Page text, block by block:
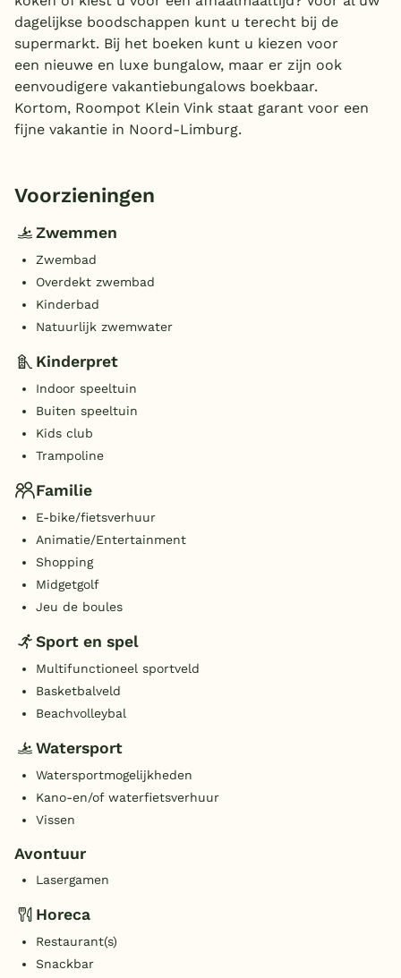
dagelijkse boodschappen kunt u terecht bij de
supermarkt. Bij het boeken kunt u kiezen voor
een nieuwe en luxe bungalow, maar er zijn ook
eenvoudigere vakantiebungalows boekbaar.
Kortom, Roompot Klein Vink staat garant voor een
fijne vakantie in Noord-Limburg.
Voorzieningen
Zwemmen
Zwembad
Overdekt zwembad
Kinderbad
Natuurlijk zwemwater
Kinderpret
Indoor speeltuin
Buiten speeltuin
Kids club
Trampoline
Familie
E-bike/fietsverhuur
Animatie/Entertainment
Shopping
Midgetgolf
Jeu de boules
Sport en spel
Multifunctioneel sportveld
Basketbalveld
Beachvolleybal
Watersport
Watersportmogelijkheden
Kano-en/of waterfietsverhuur
Vissen
Avontuur
Lasergamen
Horeca
Restaurant(s)
Snackbar